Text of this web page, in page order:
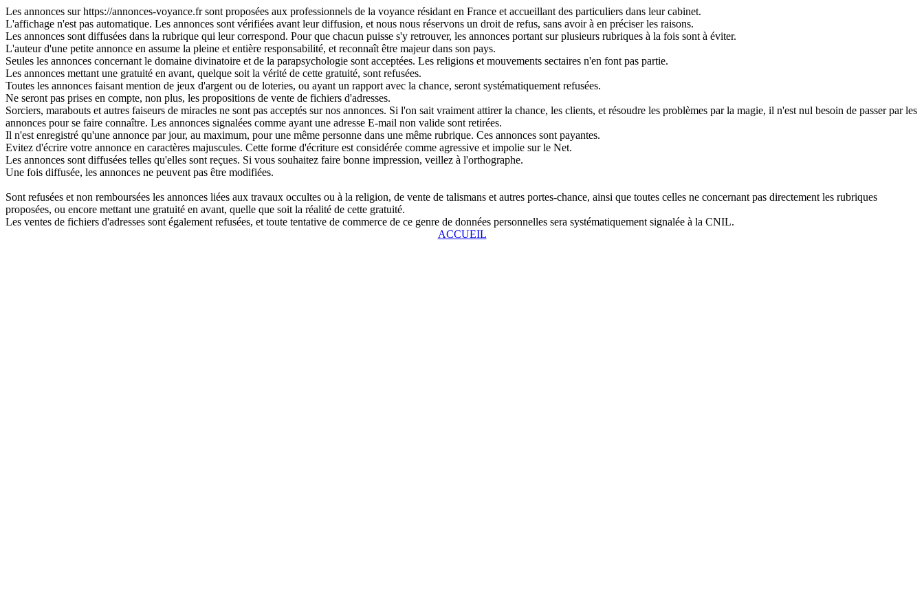
Les annonces sur https://annonces-voyance.fr sont proposées aux professionnels de la voyance résidant en France et accueillant des particuliers dans leur cabinet.
L'affichage n'est pas automatique. Les annonces sont vérifiées avant leur diffusion, et nous nous réservons un droit de refus, sans avoir à en préciser les raisons.
Les annonces sont diffusées dans la rubrique qui leur correspond. Pour que chacun puisse s'y retrouver, les annonces portant sur plusieurs rubriques à la fois sont à éviter.
L'auteur d'une petite annonce en assume la pleine et entière responsabilité, et reconnaît être majeur dans son pays.
Seules les annonces concernant le domaine divinatoire et de la parapsychologie sont acceptées. Les religions et mouvements sectaires n'en font pas partie.
Les annonces mettant une gratuité en avant, quelque soit la vérité de cette gratuité, sont refusées.
Toutes les annonces faisant mention de jeux d'argent ou de loteries, ou ayant un rapport avec la chance, seront systématiquement refusées.
Ne seront pas prises en compte, non plus, les propositions de vente de fichiers d'adresses.
Sorciers, marabouts et autres faiseurs de miracles ne sont pas acceptés sur nos annonces. Si l'on sait vraiment attirer la chance, les clients, et résoudre les problèmes par la magie, il n'est nul besoin de passer par les
annonces pour se faire connaître. Les annonces signalées comme ayant une adresse E-mail non valide sont retirées.
Il n'est enregistré qu'une annonce par jour, au maximum, pour une même personne dans une même rubrique. Ces annonces sont payantes.
Evitez d'écrire votre annonce en caractères majuscules. Cette forme d'écriture est considérée comme agressive et impolie sur le Net.
Les annonces sont diffusées telles qu'elles sont reçues. Si vous souhaitez faire bonne impression, veillez à l'orthographe.
Une fois diffusée, les annonces ne peuvent pas être modifiées.
Sont refusées et non remboursées les annonces liées aux travaux occultes ou à la religion, de vente de talismans et autres portes-chance, ainsi que toutes celles ne concernant pas directement les rubriques
proposées, ou encore mettant une gratuité en avant, quelle que soit la réalité de cette gratuité.
Les ventes de fichiers d'adresses sont également refusées, et toute tentative de commerce de ce genre de données personnelles sera systématiquement signalée à la CNIL.
ACCUEIL